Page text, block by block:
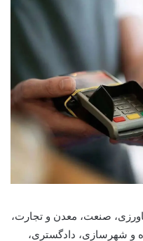
صنعت، معدن و تجارت،
و شهرسازی، دادگستری،